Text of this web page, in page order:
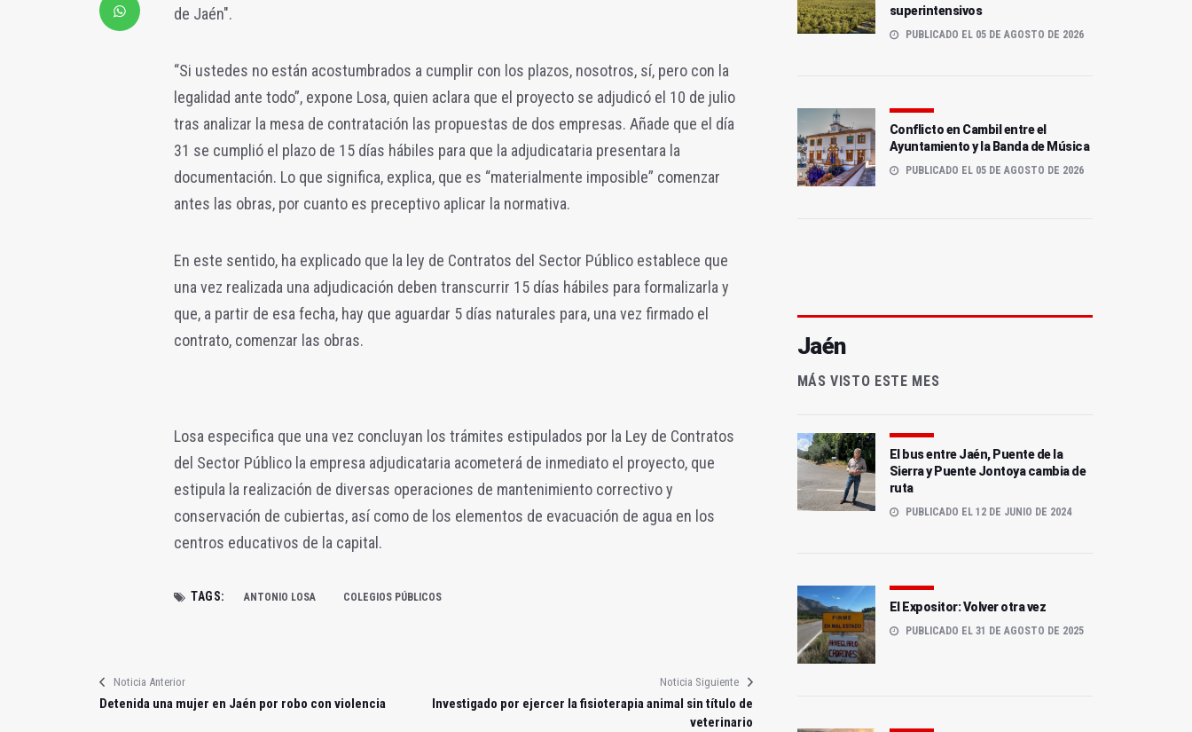
de Jaén".
“Si ustedes no están acostumbrados a cumplir con los plazos, nosotros, sí, pero con la
legalidad ante todo”, expone Losa, quien aclara que el proyecto se adjudicó el 10 de julio
tras analizar la mesa de contratación las propuestas de dos empresas. Añade que el día
31 se cumplió el plazo de 15 días hábiles para que la adjudicataria presentara la
documentación. Lo que significa, explica, que es “materialmente imposible” comenzar
antes las obras, por cuanto es preceptivo aplicar la normativa.
En este sentido, ha explicado que la ley de Contratos del Sector Público establece que
una vez realizada una adjudicación deben transcurrir 15 días hábiles para formalizarla y
que, a partir de esa fecha, hay que aguardar 5 días naturales para, una vez firmado el
contrato, comenzar las obras.
Losa especifica que una vez concluyan los trámites estipulados por la Ley de Contratos
del Sector Público la empresa adjudicataria acometerá de inmediato el proyecto, que
estipula la realización de diversas operaciones de mantenimiento correctivo y
conservación de cubiertas, así como de los elementos de evacuación de agua en los
centros educativos de la capital.
TAGS: ANTONIO LOSA COLEGIOS PÚBLICOS
Noticia Anterior
Detenida una mujer en Jaén por robo con violencia
Noticia Siguiente
Investigado por ejercer la fisioterapia animal sin título de
veterinario
superintensivos
PUBLICADO EL 05 DE AGOSTO DE 2026
Conflicto en Cambil entre el
Ayuntamiento y la Banda de Música
PUBLICADO EL 05 DE AGOSTO DE 2026
Jaén
MÁS VISTO ESTE MES
El bus entre Jaén, Puente de la
Sierra y Puente Jontoya cambia de
ruta
PUBLICADO EL 12 DE JUNIO DE 2024
El Expositor: Volver otra vez
PUBLICADO EL 31 DE AGOSTO DE 2025